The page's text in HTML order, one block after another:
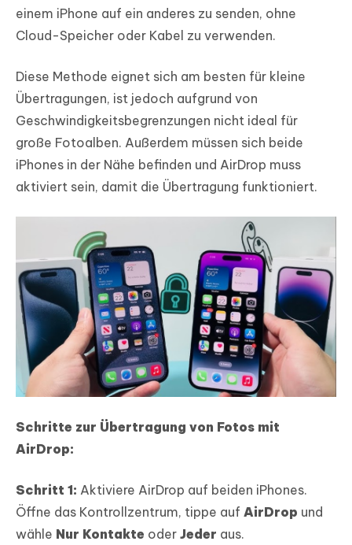
einem iPhone auf ein anderes zu senden, ohne
Cloud-Speicher oder Kabel zu verwenden.
Diese Methode eignet sich am besten für kleine
Übertragungen, ist jedoch aufgrund von
Geschwindigkeitsbegrenzungen nicht ideal für
große Fotoalben. Außerdem müssen sich beide
iPhones in der Nähe befinden und AirDrop muss
aktiviert sein, damit die Übertragung funktioniert.
Schritte zur Übertragung von Fotos mit
AirDrop:
Schritt 1: Aktiviere AirDrop auf beiden iPhones.
Öffne das Kontrollzentrum, tippe auf AirDrop und
wähle Nur Kontakte oder Jeder aus.